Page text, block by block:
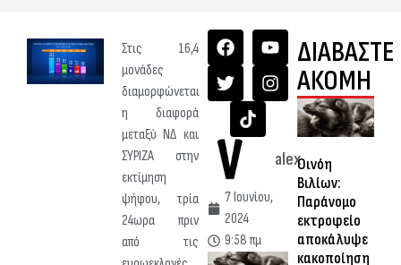
Στις 16,4
μονάδες
διαμορφώνεται
η διαφορά
μεταξύ ΝΔ και
ΣΥΡΙΖΑ στην
εκτίμηση
ψήφου, τρία
24ωρα πριν
από τις
alex
7 Ιουνίου,
2024
9:58 πμ
ΔΙΑΒΑΣΤΕ
ΑΚΟΜΗ
Οινόη
Βιλίων:
Παράνομο
εκτροφείο
αποκάλυψε
κακοποίηση